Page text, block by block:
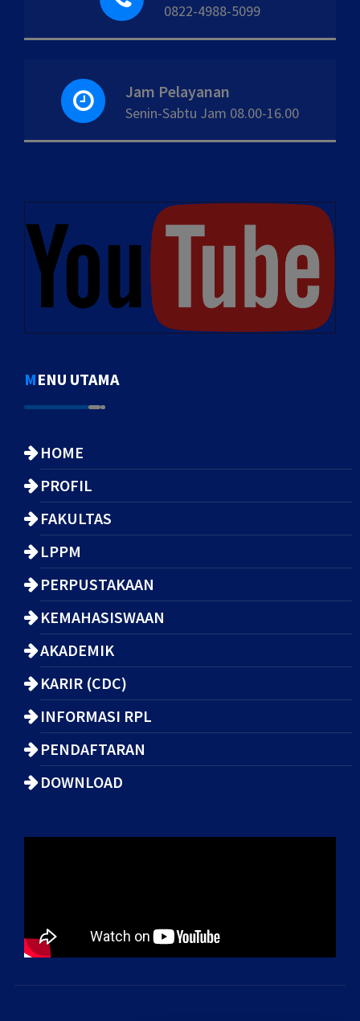
0822-4988-5099
Jam Pelayanan
Senin-Sabtu Jam 08.00-16.00
MENU UTAMA
HOME
PROFIL
FAKULTAS
LPPM
PERPUSTAKAAN
KEMAHASISWAAN
AKADEMIK
KARIR (CDC)
INFORMASI RPL
PENDAFTARAN
DOWNLOAD